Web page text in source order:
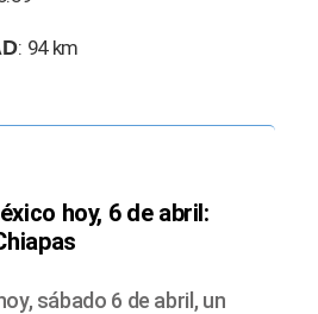
: 94 km
hoy, 6 de abril:
sábado 6 de abril, un